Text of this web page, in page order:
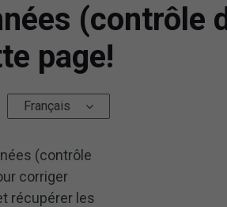
(contrôle
page!
Français
(contrôle
corriger
récupérer les